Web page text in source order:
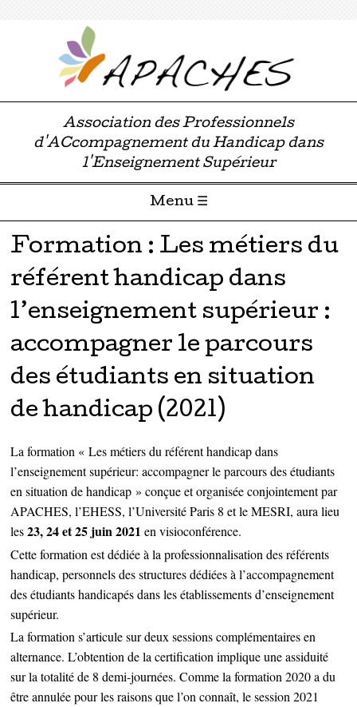
Association des Professionnels
d'ACcompagnement du Handicap dans
l'Enseignement Supérieur
Menu ☰
Passer directement au contenu
Formation : Les métiers du
référent handicap dans
l’enseignement supérieur :
accompagner le parcours
des étudiants en situation
de handicap (2021)
La formation « Les métiers du référent handicap dans
l’enseignement supérieur: accompagner le parcours des étudiants
en situation de handicap » conçue et organisée conjointement par
APACHES, l’EHESS, l’Université Paris 8 et le MESRI, aura lieu
les23,24 et 25 juin 2021 en visioconférence.
Cette formation est dédiée à la professionnalisation des référents
handicap, personnels des structures dédiées à l’accompagnement
des étudiants handicapés dans les établissements d’enseignement
supérieur.
La formation s’articule sur deux sessions complémentaires en
alternance. L’obtention de la certification implique une assiduité
sur la totalité de 8 demi-journées. Comme la formation 2020 a du
être annulée pour les raisons que l’on connaît, le session 2021